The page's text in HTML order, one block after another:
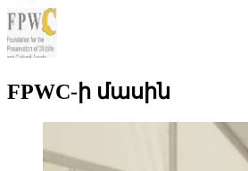
FPWC-ի մասին